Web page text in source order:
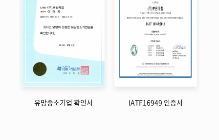
유망중소기업 확인서 IATF16949 인증서